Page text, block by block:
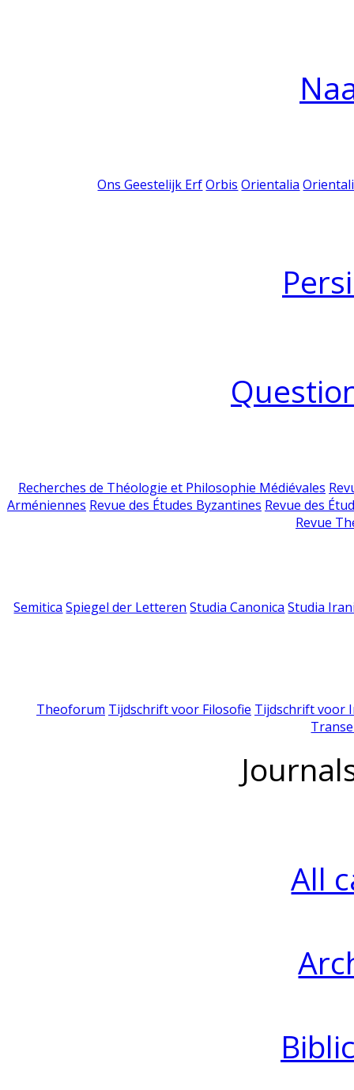
Ons Geestelijk Erf Orbis Orientalia
Recherches de Théologie et Philosophie Médiévales
Arméniennes Revue des Études Byzantines Revue des
Revue
Semitica Spiegel der Letteren Studia Canonica Studia
Theoforum Tijdschrift voor Filosofie Tijdschrift voor
All